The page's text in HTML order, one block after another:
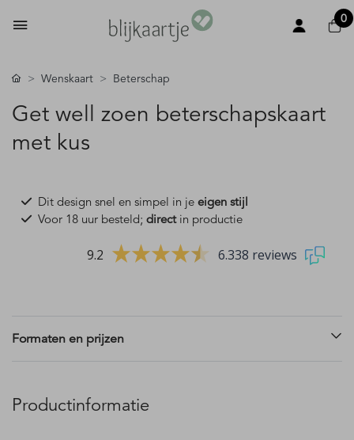
0
Wenskaart Beterschap
Get well zoen beterschapskaart
met kus
Dit design snel en simpel in je eigen stijl
Voor 18 uur besteld; directin productie
9.2 6.338 reviews
Formaten en prijzen
Productinformatie